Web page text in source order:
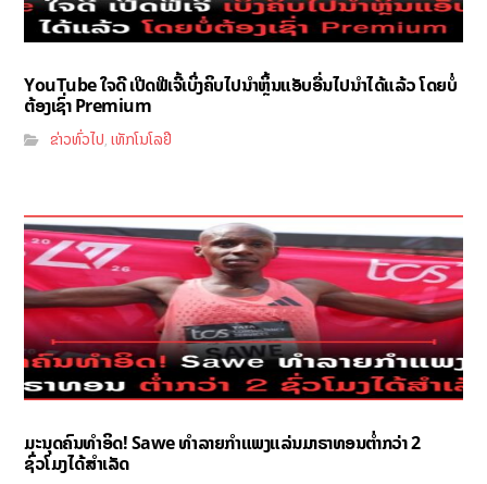
YouTube ໃຈດີ ເປີດຟີເຈີ້ເບິ່ງຄິບໄປນຳຫຼິ້ນແອັບອື່ນໄປນຳໄດ້ແລ້ວ ໂດຍບໍ່
ຕ້ອງເຊົ່າ Premium
ຂ່າວທົ່ວໄປ,ເທັກໂນໂລຢີ
ມະນຸດຄົນທຳອິດ! Sawe ທຳລາຍກຳແພງແລ່ນມາຣາທອນຕ່ຳກວ່າ 2
ຊົ່ວໂມງໄດ້ສຳເລັດ